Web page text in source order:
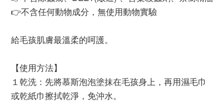
👉不含任何動物成分，無使用動物實驗
給毛孩肌膚最溫柔的呵護。
【使用方法】
１乾洗：先將慕斯泡泡塗抹在毛孩身上，再用濕毛巾
或乾紙巾擦拭乾淨，免沖水。